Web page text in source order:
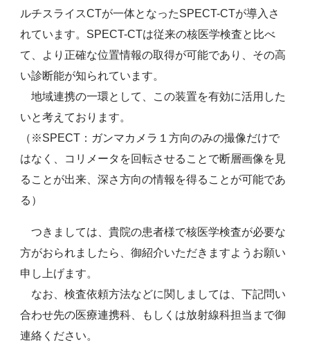
ルチスライスCTが一体となったSPECT-CTが導入さ
れています。SPECT-CTは従来の核医学検査と比べ
て、より正確な位置情報の取得が可能であり、その高
い診断能が知られています。
地域連携の一環として、この装置を有効に活用した
いと考えております。
（※SPECT：ガンマカメラ１方向のみの撮像だけで
はなく、コリメータを回転させることで断層画像を見
ることが出来、深さ方向の情報を得ることが可能であ
る）
つきましては、貴院の患者様で核医学検査が必要な
方がおられましたら、御紹介いただきますようお願い
申し上げます。
なお、検査依頼方法などに関しましては、下記問い
合わせ先の医療連携科、もしくは放射線科担当まで御
連絡ください。